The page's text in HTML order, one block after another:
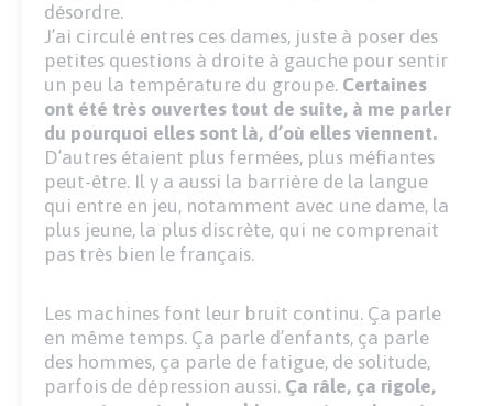
désordre.
J’ai circulé entres ces dames, juste à poser des
petites questions à droite à gauche pour sentir
un peu la température du groupe. Certaines
ont été très ouvertes tout de suite, à me parler
du pourquoi elles sont là, d’où elles viennent.
D’autres étaient plus fermées, plus méfiantes
peut-être. Il y a aussi la barrière de la langue
qui entre en jeu, notamment avec une dame, la
plus jeune, la plus discrète, qui ne comprenait
pas très bien le français.
Les machines font leur bruit continu. Ça parle
en même temps. Ça parle d’enfants, ça parle
des hommes, ça parle de fatigue, de solitude,
parfois de dépression aussi. Ça râle, ça rigole,